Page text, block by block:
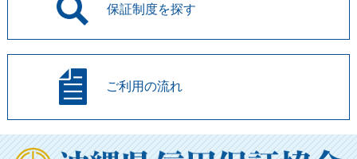
保証制度を探す
ご利用の流れ